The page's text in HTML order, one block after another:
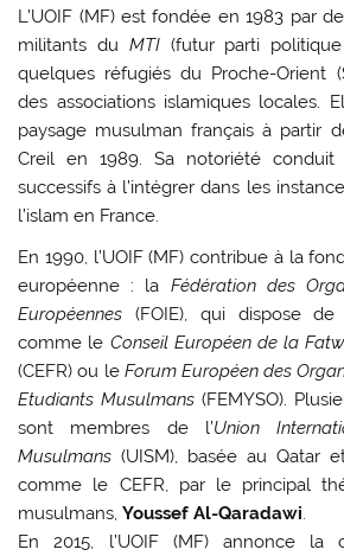
L’UOIF (MF) est fondée en 1983 par
militants du MTI(futur parti politique
quelques réfugiés du Proche-Orient
des associations islamiques locales.
paysage musulman français à partir
Creil en 1989. Sa notoriété conduit
successifs à l’intégrer dans les
l’islam en France.
En 1990, l’UOIF (MF) contribue à la
européenne : la Fédération des
Européennes (FOIE), qui dispose de
comme le Conseil Européen de la
(CEFR) ou le Forum Européen des
Etudiants Musulmans(FEMYSO).
sont membres de l’Union
Musulmans (UISM), basée au Qatar
comme le CEFR, par le principal
musulmans,Youssef Al-Qaradawi.
En 2015, l’UOIF (MF) annonce la